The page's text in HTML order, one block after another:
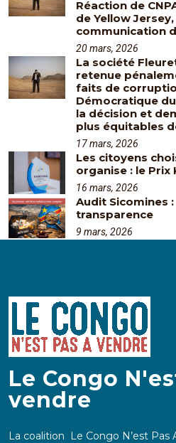
Réaction de
de Yellow
communication
20 mars, 2026
La société
retenue
faits de
Démocratique du
la décision et
plus équitables
17 mars, 2026
Les citoyens
organise : le Prix
16 mars, 2026
Audit Sicomines
transparence
9 mars, 2026
Le Congo
vendre
La coalition Le Congo N’est Pas